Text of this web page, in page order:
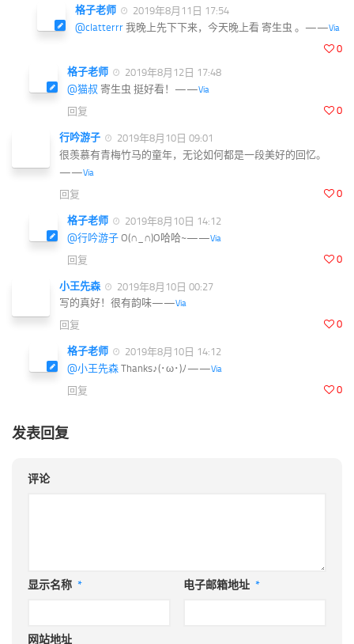
格子老师
2019年8月11日 17:54
@clatterrr 我晚上先下下来，今天晚上看 寄生虫 。——Via
0
格子老师
2019年8月12日 17:48
@猫叔 寄生虫 挺好看！——Via
0
回复
行吟游子
2019年8月10日 09:01
很羡慕有青梅竹马的童年，无论如何都是一段美好的回忆。
——Via
0
回复
格子老师
2019年8月10日 14:12
@行吟游子 O(∩_∩)O哈哈~——Via
0
回复
小王先森
2019年8月10日 00:27
写的真好！很有韵味——Via
0
回复
格子老师
2019年8月10日 14:12
@小王先森 Thanks♪(･ω･)ﾉ——Via
0
回复
发表回复
评论
显示名称 * 电子邮箱地址 *
网站地址